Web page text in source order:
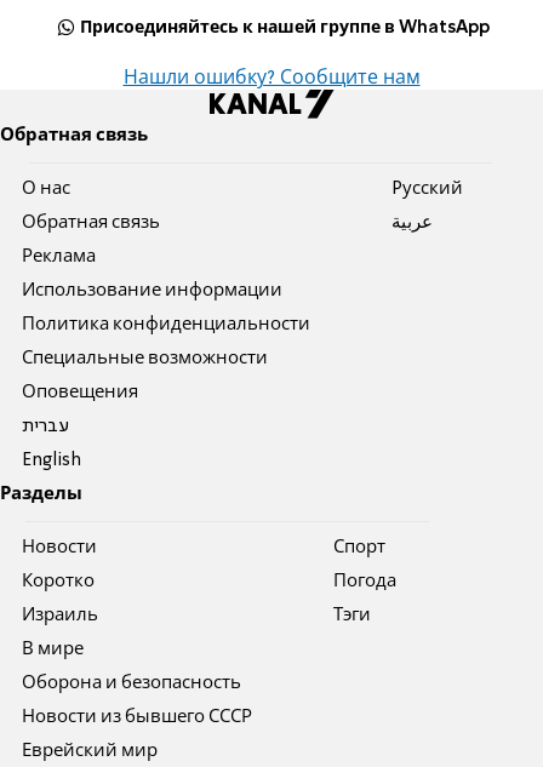
Присоединяйтесь к нашей группе в WhatsApp
Нашли ошибку? Сообщите нам
Обратная связь
О нас
Обратная связь
Реклама
Использование информации
Политика конфиденциальности
Специальные возможности
Оповещения
עברית
English
Pусский
عربية
Разделы
Новости
Коротко
Израиль
В мире
Оборона и безопасность
Новости из бывшего СССР
Еврейский мир
Спорт
Погода
Тэги